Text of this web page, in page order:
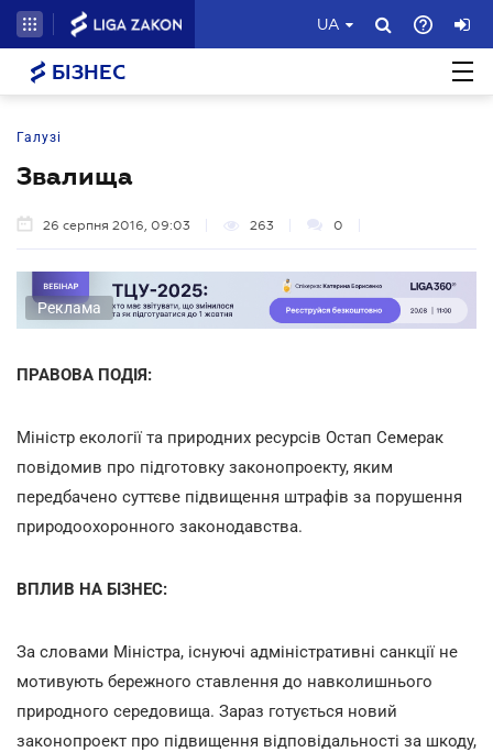
UA
БІЗНЕС
Галузі
Звалища
26 серпня 2016, 09:03 263 0
Реклама
ПРАВОВА ПОДІЯ:
Міністр екології та природних ресурсів Остап Семерак
повідомив про підготовку законопроекту, яким
передбачено суттєве підвищення штрафів за порушення
природоохоронного законодавства.
ВПЛИВ НА БІЗНЕС:
За словами Міністра, існуючі адміністративні санкції не
мотивують бережного ставлення до навколишнього
природного середовища. Зараз готується новий
законопроект про підвищення відповідальності за шкоду,